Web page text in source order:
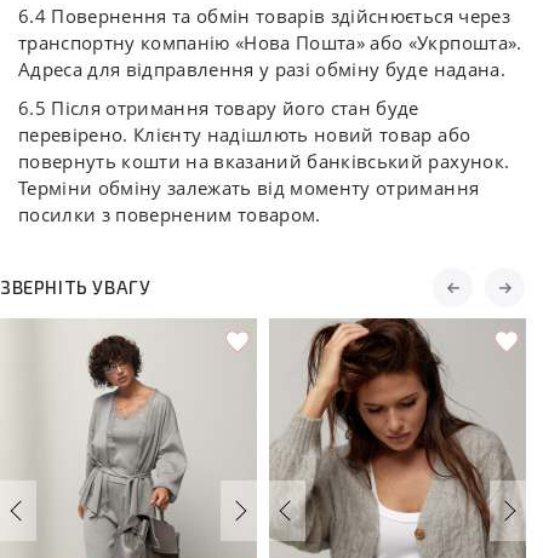
6.4 Повернення та обмін товарів здійснюється через
транспортну компанію «Нова Пошта» або «Укрпошта».
Адреса для відправлення у разі обміну буде надана.
6.5 Після отримання товару його стан буде
перевірено. Клієнту надішлють новий товар або
повернуть кошти на вказаний банківський рахунок.
Терміни обміну залежать від моменту отримання
посилки з поверненим товаром.
ЗВЕРНІТЬ УВАГУ